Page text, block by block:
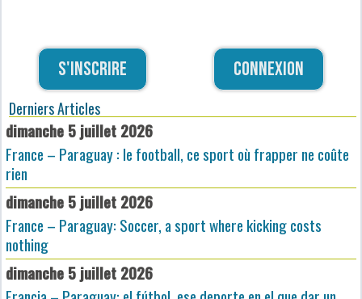
S'inscrire Connexion
Derniers Articles
dimanche 5 juillet 2026
France – Paraguay : le football, ce sport où frapper ne coûte
rien
dimanche 5 juillet 2026
France – Paraguay: Soccer, a sport where kicking costs
nothing
dimanche 5 juillet 2026